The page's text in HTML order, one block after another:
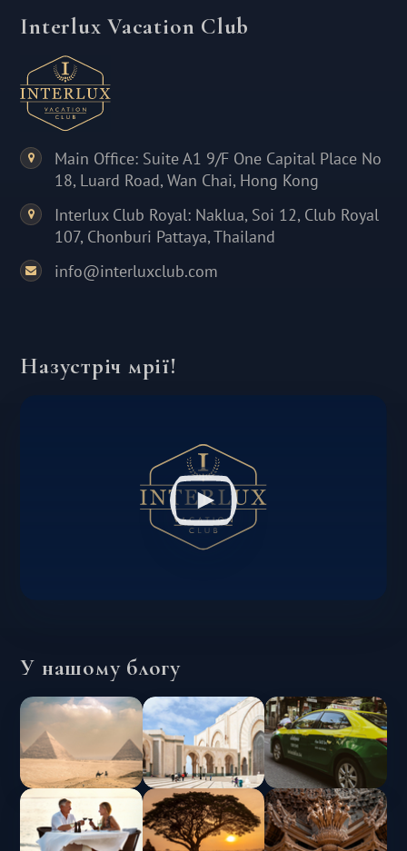
Interlux Vacation Club
Main Office: Suite A1 9/F One Capital Place No
18, Luard Road, Wan Chai, Hong Kong
Interlux Club Royal: Naklua, Soi 12, Club Royal
107, Chonburi Pattaya, Thailand
info@interluxclub.com
Назустріч мрії!
У нашому блогу